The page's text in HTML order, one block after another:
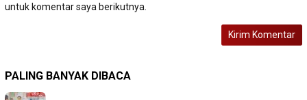
untuk komentar saya berikutnya.
PALING BANYAK DIBACA